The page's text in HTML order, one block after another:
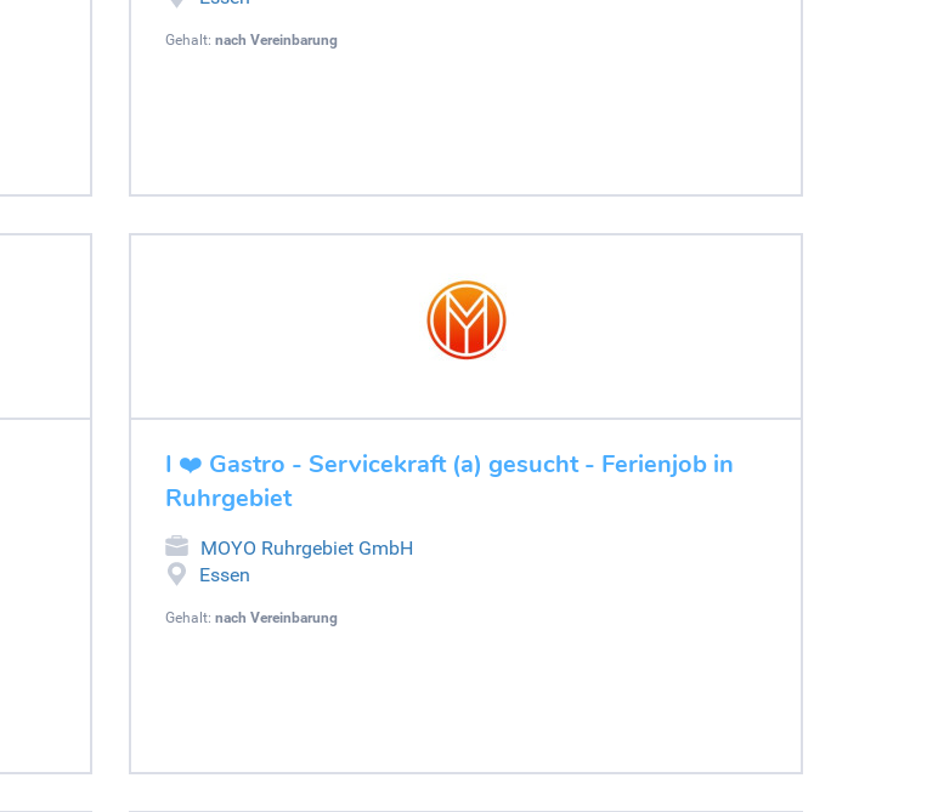
Gehalt: nach Vereinbarung
I ❤️ Gastro - Servicekraft (a) gesucht - Ferienjob in
Ruhrgebiet
MOYO Ruhrgebiet GmbH
Essen
Gehalt: nach Vereinbarung